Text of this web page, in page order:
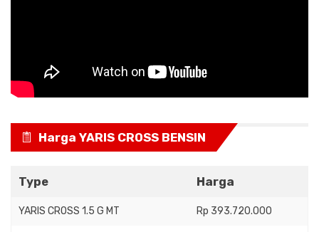
Harga YARIS CROSS BENSIN
Type Harga
YARIS CROSS 1.5 G MT Rp 393.720.000